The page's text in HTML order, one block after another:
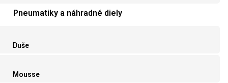
Pneumatiky a náhradné diely
Duše
Mousse